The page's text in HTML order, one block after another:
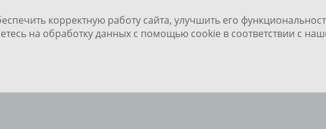
корректную работу сайта, улучшить его
на обработку данных с помощью cookie в соответствии с